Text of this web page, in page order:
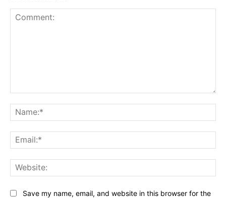
Save my name, email, and website in this browser for the